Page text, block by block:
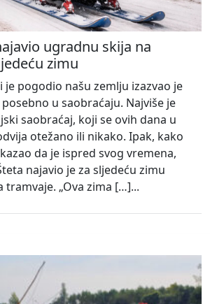
ugradnu skija na
zimu
je pogodio našu zemlju izazvao je
u saobraćaju. Najviše je
saobraćaj, koji se ovih dana u
otežano ili nikako. Ipak, kako
da je ispred svog vremena,
najavio je za sljedeću zimu
„Ova zima […]...